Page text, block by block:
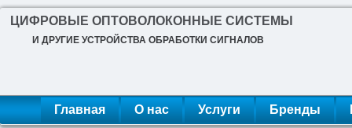
ЦИФРОВЫЕ ОПТОВОЛОКОННЫЕ СИСТЕМЫ
И ДРУГИЕ УСТРОЙСТВА ОБРАБОТКИ СИГНАЛОВ
Главная О нас Услуги Бренды